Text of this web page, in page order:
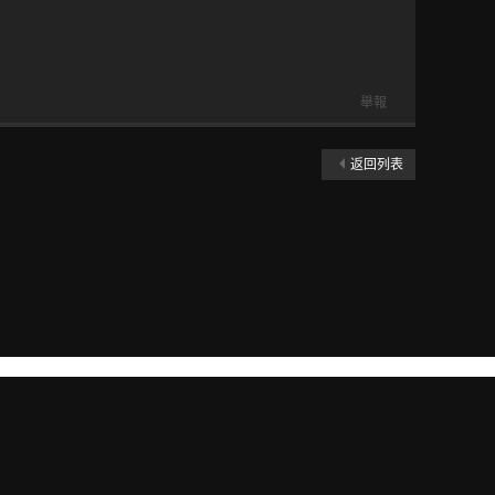
舉報
返回列表